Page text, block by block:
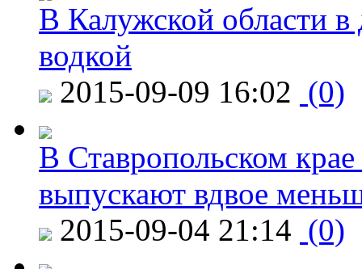
В Калужской области в
водкой
2015-09-09 16:02 (0)
В Ставропольском
выпускают вдвое
2015-09-04 21:14 (0)